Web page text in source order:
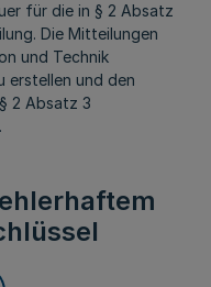
für die in § 2 Absatz
Die Mitteilungen
und Technik
erstellen und den
2 Absatz 3